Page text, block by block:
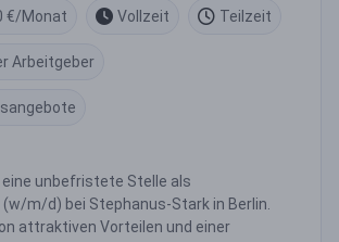
€/Monat
Vollzeit Teilzeit
Arbeitgeber
eine unbefristete Stelle als
m/d) bei Stephanus-Stark in Berlin.
attraktiven Vorteilen und einer